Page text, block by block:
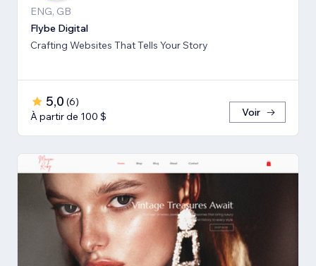
ENG, GB
Flybe Digital
Crafting Websites That Tells Your Story
5,0 (6)
À partir de 100 $
Voir